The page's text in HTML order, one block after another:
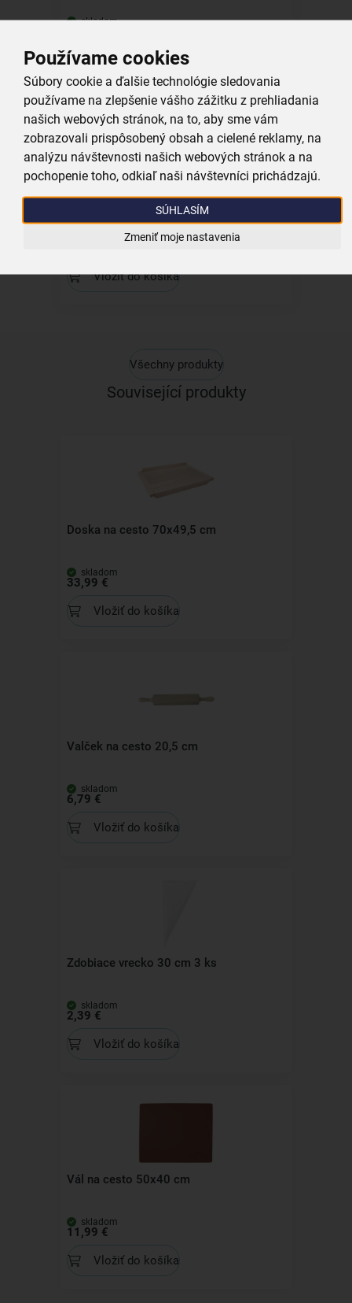
Používame cookies
Súbory cookie a ďalšie technológie sledovania
používame na zlepšenie vášho zážitku z prehliadania
našich webových stránok, na to, aby sme vám
zobrazovali prispôsobený obsah a cielené reklamy, na
analýzu návštevnosti našich webových stránok a na
pochopenie toho, odkiaľ naši návštevníci prichádzajú.
SÚHLASÍM
Zmeniť moje nastavenia
skladom
Vložiť do košíka
Kolekcia
Fľaša s klip uzáverom SNEHULIAK 0,16 l
Vložiť do košíka
Všechny produkty
Související produkty
Doska na cesto 70x49,5 cm
skladom
33,99 €
Vložiť do košíka
Valček na cesto 20,5 cm
skladom
6,79 €
Vložiť do košíka
Zdobiace vrecko 30 cm 3 ks
skladom
2,39 €
Vložiť do košíka
Vál na cesto 50x40 cm
skladom
11,99 €
Vložiť do košíka